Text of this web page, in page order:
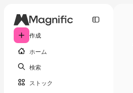
作成
ホーム
検索
ストック